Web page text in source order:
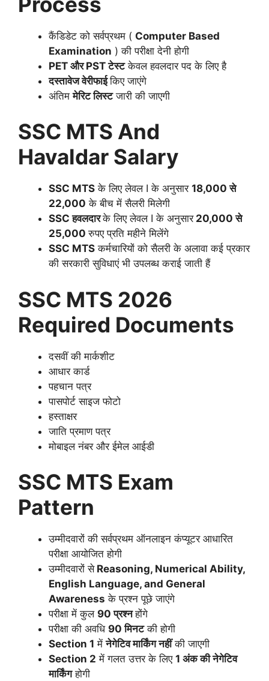
कैंडिडेट को सर्वप्रथम ( Computer Based
Examination ) की परीक्षा देनी होगी
PET और PST टेस्टकेवल हवलदार पद के लिए है
दस्तावेज वेरीफाईकिए जाएंगे
अंतिममेरिट लिस्टजारी की जाएगी
SSC MTS And
Havaldar Salary
SSC MTS के लिए लेवल I के अनुसार 18,000 से
22,000 के बीच में सैलरी मिलेगी
SSC हवलदारके लिए लेवल I के अनुसार20,000 से
25,000रुपए प्रति महीने मिलेंगे
SSC MTS कर्मचारियों को सैलरी के अलावा कई प्रकार
की सरकारी सुविधाएं भी उपलब्ध कराई जाती हैं
SSC MTS 2026
Required Documents
दसवीं की मार्कशीट
आधार कार्ड
पहचान पत्र
पासपोर्ट साइज फोटो
हस्ताक्षर
जाति प्रमाण पत्र
मोबाइल नंबर और ईमेल आईडी
SSC MTS Exam
Pattern
उम्मीदवारों की सर्वप्रथम ऑनलाइन कंप्यूटर आधारित
परीक्षा आयोजित होगी
उम्मीदवारों सेReasoning, Numerical Ability,
English Language, and General
Awareness के प्रश्न पूछे जाएंगे
परीक्षा में कुल 90 प्रश्नहोंगे
परीक्षा की अवधि 90 मिनटकी होगी
Section 1 मेंनेगेटिव मार्किंग नहींकी जाएगी
Section 2 में गलत उत्तर के लिए 1 अंक की नेगेटिव
मार्किंगहोगी